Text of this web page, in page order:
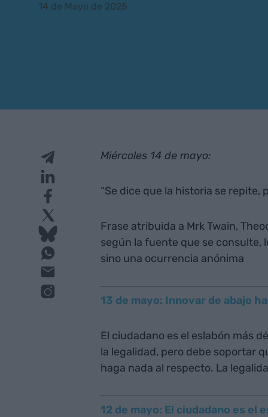
14 de Mayo de 2025
Miércoles 14 de mayo:
“Se dice que la historia se repite,
Frase atribuida a Mrk Twain,
según la fuente que se consulte,
sino una ocurrencia anónima
13 de mayo: Innovar de abajo
El ciudadano es el eslabón más
la legalidad, pero debe soportar
haga nada al respecto. La
12 de mayo: El ciudadano es el